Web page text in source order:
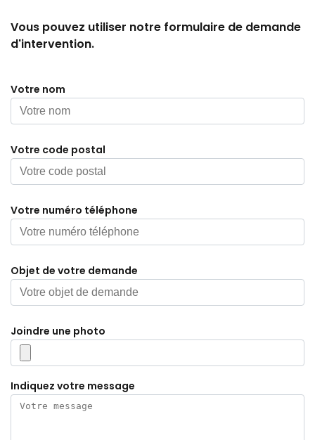
Vous pouvez utiliser notre formulaire de demande
d'intervention.
Votre nom
Votre code postal
Votre numéro téléphone
Objet de votre demande
Joindre une photo
Indiquez votre message